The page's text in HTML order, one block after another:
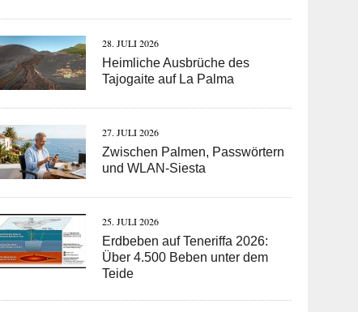
28. JULI 2026
Heimliche Ausbrüche des
Tajogaite auf La Palma
27. JULI 2026
Zwischen Palmen, Passwörtern
und WLAN-Siesta
25. JULI 2026
Erdbeben auf Teneriffa 2026:
Über 4.500 Beben unter dem
Teide